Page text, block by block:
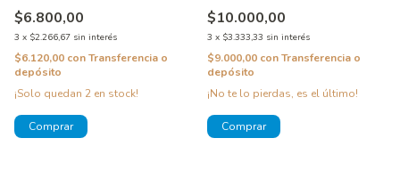
$6.800,00
3 x $2.266,67 sin interés
$6.120,00 conTransferencia o
depósito
¡Solo quedan 2 en stock!
$10.000,00
3 x $3.333,33 sin interés
$9.000,00 conTransferencia o
depósito
¡No te lo pierdas, es el último!